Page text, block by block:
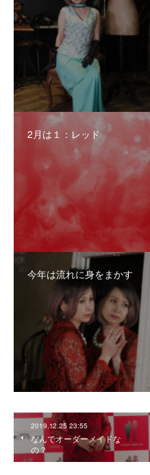
2月は１：レッド
今年は流れに身をまかす
2019.12.25 23:55
なんでオーダーメイドな
の？